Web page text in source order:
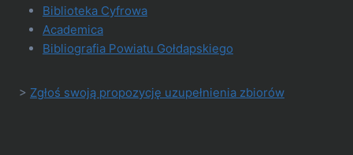
Biblioteka Cyfrowa
Academica
Bibliografia Powiatu Gołdapskiego
> Zgłoś swoją propozycję uzupełnienia zbiorów